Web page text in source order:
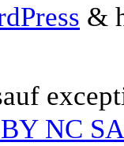
&
NC SA